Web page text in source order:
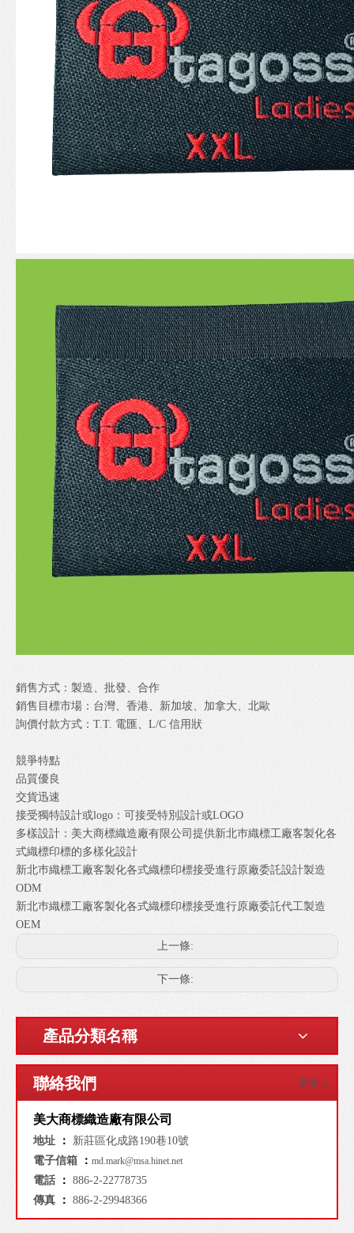
銷售方式：製造、批發、合作
銷售目標市場：台灣、香港、新加坡、加拿大、北歐
詢價付款方式：T.T. 電匯、L/C 信用狀
競爭特點
品質優良
交貨迅速
接受獨特設計或logo：可接受特別設計或LOGO
多樣設計：美大商標織造廠有限公司提供新北巿織標工廠客製化各
式織標印標的多樣化設計
新北巿織標工廠客製化各式織標印標接受進行原廠委託設計製造
ODM
新北巿織標工廠客製化各式織標印標接受進行原廠委託代工製造
OEM
上一條:
下一條:
產品分類名稱
聯絡我們 更多 »
美大商標織造廠有限公司
地址 ：
新莊區化成路190巷10號
電子信箱
： md.mark@msa.hinet.net
電話 ： 886-2-22778735
傳真
： 886-2-29948366